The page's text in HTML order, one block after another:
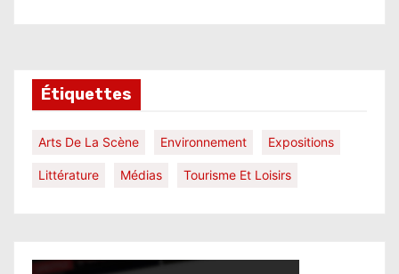
Étiquettes
Arts De La Scène Environnement Expositions
Littérature Médias Tourisme Et Loisirs